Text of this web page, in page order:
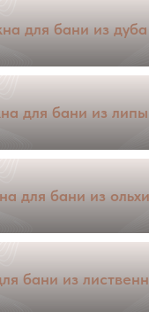
для бани из дуба
для бани из липы
для бани из ольхи
бани из